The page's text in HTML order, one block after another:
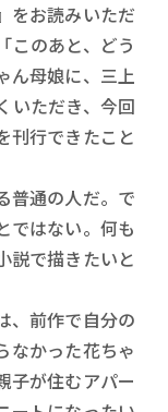
をお読みいただ
このあと、どう
ん母娘に、三上
いただき、今回
刊行できたこと
普通の人だ。で
ではない。何も
説で描きたいと
、前作で自分の
なかった花ちゃ
子が住むアパー